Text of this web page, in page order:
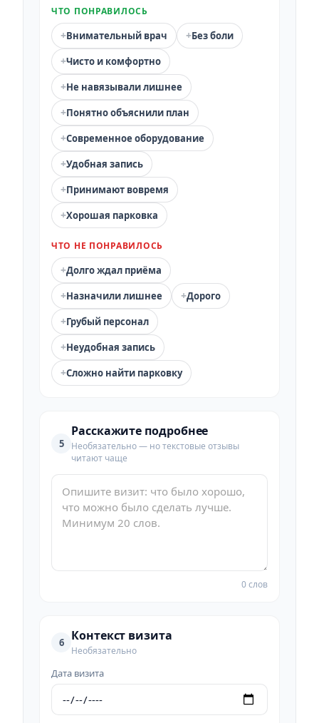
ЧТО ПОНРАВИЛОСЬ
+Внимательный врач +Без боли
+Чисто и комфортно
+Не навязывали лишнее
+Понятно объяснили план
+Современное оборудование
+Удобная запись
+Принимают вовремя
+Хорошая парковка
ЧТО НЕ ПОНРАВИЛОСЬ
+Долго ждал приёма
+Назначили лишнее +Дорого
+Грубый персонал
+Неудобная запись
+Сложно найти парковку
5
Расскажите подробнее
Необязательно — но текстовые отзывы
читают чаще
0 слов
6 Контекст визита
Необязательно
Дата визита